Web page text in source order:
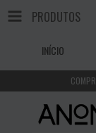
PRODUTOS
INÍCIO